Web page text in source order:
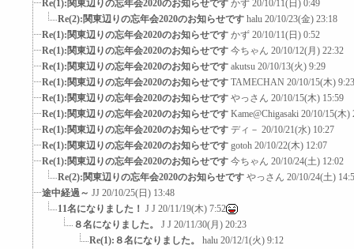
Re(1):関東辺りの忘年会2020のお知らせです かず 20/10/11(日) 0:49
Re(2):関東辺りの忘年会2020のお知らせです halu 20/10/23(金) 23:18
Re(1):関東辺りの忘年会2020のお知らせです かず 20/10/11(日) 0:52
Re(1):関東辺りの忘年会2020のお知らせです 今ちゃん 20/10/12(月) 22:32
Re(1):関東辺りの忘年会2020のお知らせです akutsu 20/10/13(火) 9:29
Re(1):関東辺りの忘年会2020のお知らせです TAMECHAN 20/10/15(木) 9:23
Re(1):関東辺りの忘年会2020のお知らせです やっさん 20/10/15(木) 15:59
Re(1):関東辺りの忘年会2020のお知らせです Kame@Chigasaki 20/10/15(木)
Re(1):関東辺りの忘年会2020のお知らせです ディ－ 20/10/21(水) 10:27
Re(1):関東辺りの忘年会2020のお知らせです gotoh 20/10/22(木) 12:07
Re(1):関東辺りの忘年会2020のお知らせです 今ちゃん 20/10/24(土) 12:02
Re(2):関東辺りの忘年会2020のお知らせです やっさん 20/10/24(土)
途中経過～ JJ 20/10/25(日) 13:48
11名になりました！ J J 20/11/19(木) 7:52
８名になりました。
J J 20/11/30(月) 20:23
Re(1):８名になりました。
halu 20/12/1(火) 9:12